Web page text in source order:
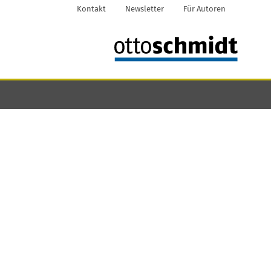
Kontakt Newsletter Für Autoren